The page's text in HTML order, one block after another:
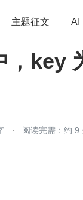
主题征文 AI
学
key
阅读完需：约 9